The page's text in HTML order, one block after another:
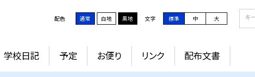
配色 通常 白地 黒地 文字 標準 中 大
学校日記 予定 お便り リンク 配布文書